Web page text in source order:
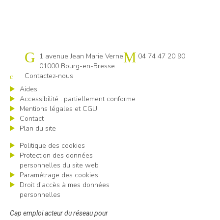
Cap emploi 01
1 avenue Jean Marie Verne
01000 Bourg-en-Bresse
04 74 47 20 90
Contactez-nous
Aides
Accessibilité : partiellement conforme
Mentions légales et CGU
Contact
Plan du site
Politique des cookies
Protection des données
personnelles du site web
Paramétrage des cookies
Droit d’accès à mes données
personnelles
Cap emploi acteur du réseau pour